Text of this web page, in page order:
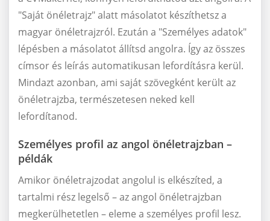
"Saját önéletrajz" alatt másolatot készíthetsz a
magyar önéletrajzról. Ezután a "Személyes adatok"
lépésben a másolatot állítsd angolra. Így az összes
címsor és leírás automatikusan lefordításra kerül.
Mindazt azonban, ami saját szövegként került az
önéletrajzba, természetesen neked kell
lefordítanod.
Személyes profil az angol önéletrajzban –
példák
Amikor önéletrajzodat angolul is elkészíted, a
tartalmi rész legelső – az angol önéletrajzban
megkerülhetetlen – eleme a személyes profil lesz.